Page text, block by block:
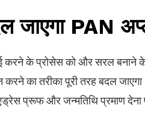
जाएगा PAN
करने के प्रोसेस को और सरल बनाने
का तरीका पूरी तरह बदल
प्रूफ और जन्मतिथि प्रमाण देना